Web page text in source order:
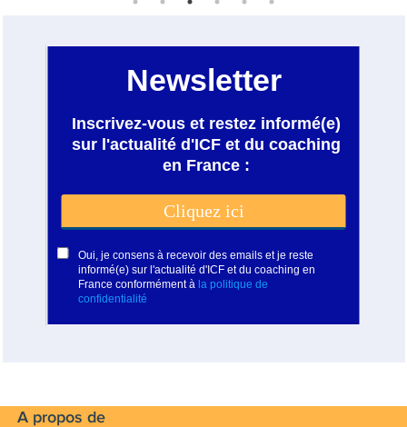
A propos de